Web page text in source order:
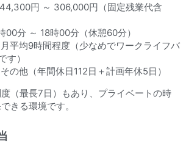
円 ～ 306,000円（固定残業代含
00分 ～ 18時00分（休憩60分）
平均9時間程度（少なめでワークライフバ
す）
の他（年間休日112日＋計画年休5日）
（最長7日）もあり、プライベートの時
きる環境です。